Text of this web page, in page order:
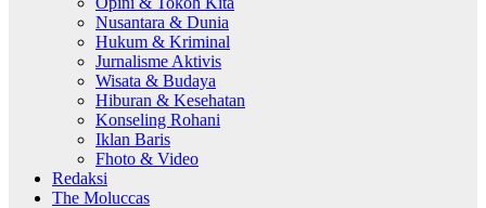
Nusantara & Dunia
Hukum & Kriminal
Jurnalisme Aktivis
Wisata & Budaya
Hiburan & Kesehatan
Konseling Rohani
Iklan Baris
Fhoto & Video
Redaksi
The Moluccas